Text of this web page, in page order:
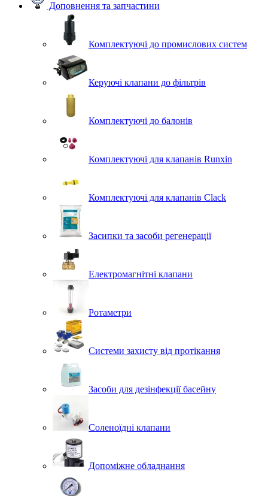
Доповнення та запчастини
Комплектуючі до промислових систем
Керуючі клапани до фільтрів
Комплектуючі до балонів
Комплектуючі для клапанів Runxin
Комплектуючі для клапанів Clack
Засипки та засоби регенерації
Електромагнітні клапани
Ротаметри
Системи захисту від протікання
Засоби для дезінфекції басейну
Соленоїдні клапани
Допоміжне обладнання